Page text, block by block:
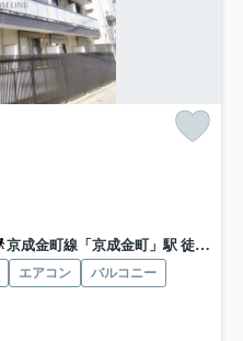
京成金町線「京成金町」駅 徒歩9分
エアコン
バルコニー